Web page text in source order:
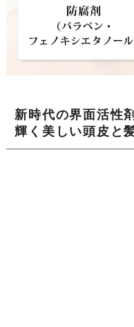
新時代の界面活性
輝く美しい頭皮と